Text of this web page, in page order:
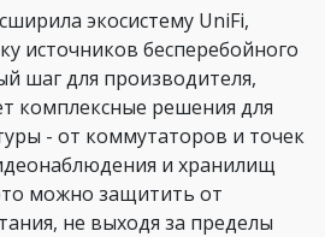
экосистему UniFi,
источников бесперебойного
шаг для производителя,
комплексные решения для
- от коммутаторов и точек
и хранилищ
можно защитить от
не выходя за пределы